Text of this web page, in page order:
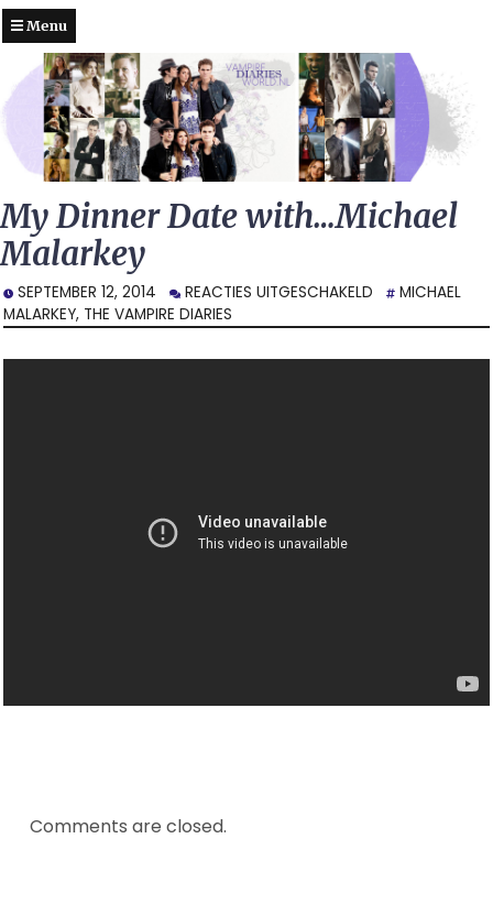
Menu
My Dinner Date with…Michael
Malarkey
SEPTEMBER 12, 2014 REACTIES UITGESCHAKELD VOOR
DINNER
DATE
MICHAEL
MALARKEY, THE VAMPIRE DIARIES
Comments are closed.